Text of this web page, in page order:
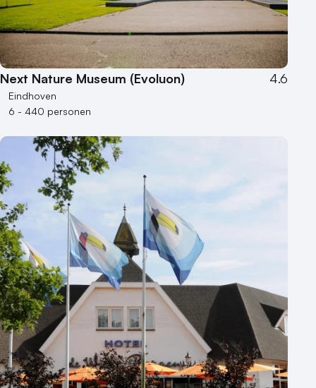
Next Nature Museum (Evoluon) 4.6
Eindhoven
6 - 440 personen